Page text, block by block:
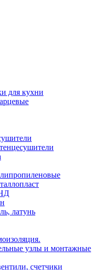
для кухни
латунь
узлы и монтажные
счетчики